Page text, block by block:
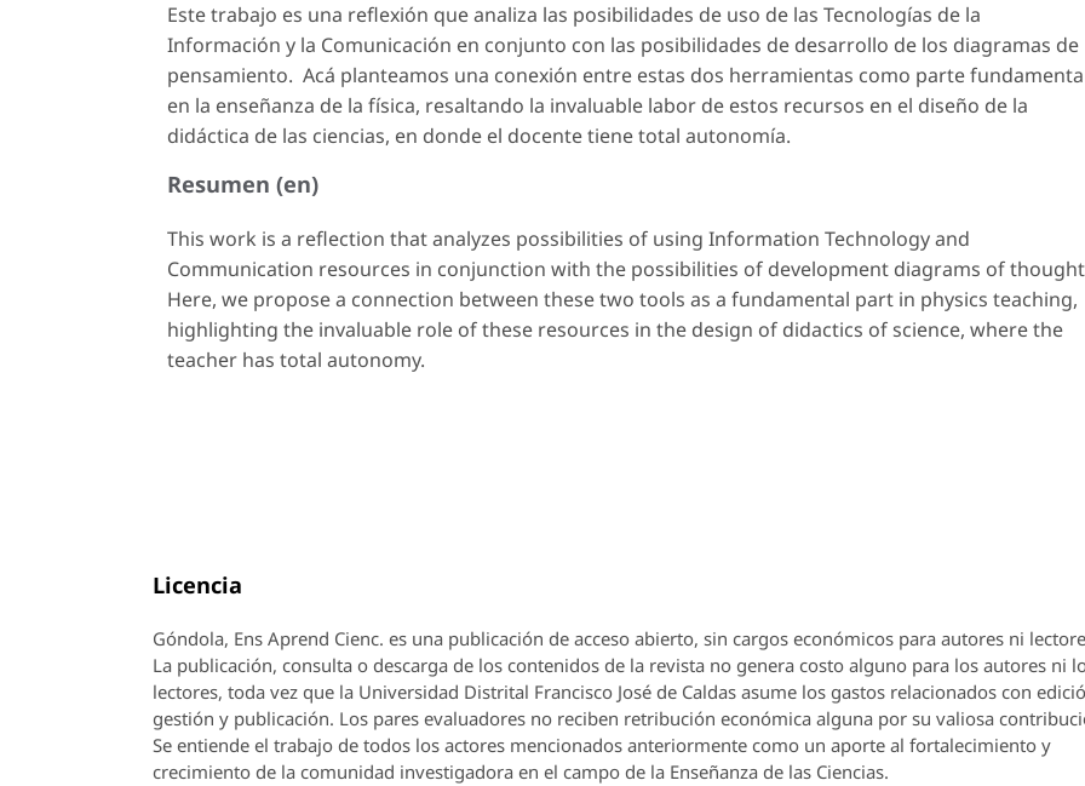
Este trabajo es una reflexión que analiza las posibilidades de uso de las Tecnologías de la
Información y la Comunicación en conjunto con las posibilidades de desarrollo de los diagramas de
pensamiento. Acá planteamos una conexión entre estas dos herramientas como parte
en la enseñanza de la física, resaltando la invaluable labor de estos recursos en el diseño de la
didáctica de las ciencias, en donde el docente tiene total autonomía.
Resumen (en)
This work is a reflection that analyzes possibilities of using Information Technology and
Communication resources in conjunction with the possibilities of development diagrams of
Here, we propose a connection between these two tools as a fundamental part in physics teaching,
highlighting the invaluable role of these resources in the design of didactics of science, where the
teacher has total autonomy.
Licencia
Góndola, Ens Aprend Cienc. es una publicación de acceso abierto, sin cargos económicos para autores ni
La publicación, consulta o descarga de los contenidos de la revista no genera costo alguno para los autores ni
lectores, toda vez que la Universidad Distrital Francisco José de Caldas asume los gastos relacionados con
gestión y publicación. Los pares evaluadores no reciben retribución económica alguna por su valiosa
Se entiende el trabajo de todos los actores mencionados anteriormente como un aporte al fortalecimiento y
crecimiento de la comunidad investigadora en el campo de la Enseñanza de las Ciencias.